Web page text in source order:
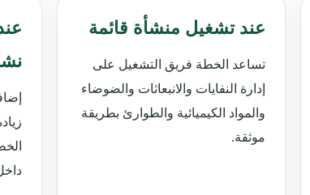
عند تشغيل منشأة قائمة
تساعد الخطة فريق التشغيل على
إدارة النفايات والانبعاثات والضوضاء
والمواد الكيميائية والطوارئ بطريقة
موثقة.